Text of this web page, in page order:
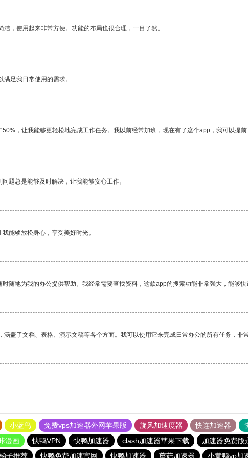
，使用起来非常方便。功能的布局也很合理，一目了然。
足我日常使用的需求。
，让我能够更轻松地完成工作任务。我以前经常加班，现在有了这个app，我可以提前
题总是能够及时解决，让我能够安心工作。
能够放松身心，享受美好时光。
随地为我的办公提供帮助。我经常需要查找资料，这款app的搜索功能非常强大，能够快
涵盖了文档、表格、演示文稿等各个方面。我可以使用它来完成日常办公的所有任务，非常
小蓝鸟 免费vps加速器外网苹果版 旋风加速度器 快连加速器
漫画 快鸭VPN 快鸭加速器 clash加速器苹果下载 加速器免费版
子推荐 快鸭免费加速官网 快鸭加速器 蘑菇加速器 小黄鸭vp加